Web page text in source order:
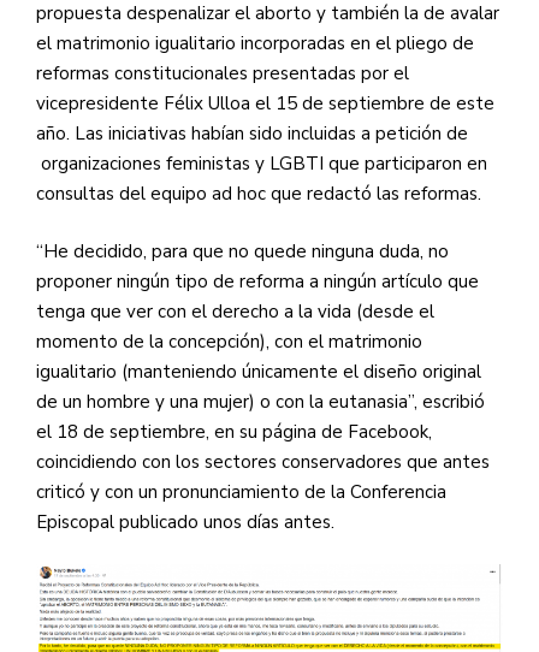
propuesta despenalizar el aborto y también la de avalar
el matrimonio igualitario incorporadas en el pliego de
reformas constitucionales presentadas por el
vicepresidente Félix Ulloa el 15 de septiembre de este
año. Las iniciativas habían sido incluidas a petición de
organizaciones feministas y LGBTI que participaron en
consultas del equipo ad hoc que redactó las reformas.
“He decidido, para que no quede ninguna duda, no
proponer ningún tipo de reforma a ningún artículo que
tenga que ver con el derecho a la vida (desde el
momento de la concepción), con el matrimonio
igualitario (manteniendo únicamente el diseño original
de un hombre y una mujer) o con la eutanasia”, escribió
el 18 de septiembre, en su página de Facebook,
coincidiendo con los sectores conservadores que antes
criticó y con un pronunciamiento de la Conferencia
Episcopal publicado unos días antes.